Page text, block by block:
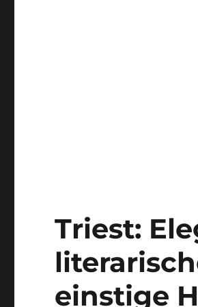
Triest:
einstige